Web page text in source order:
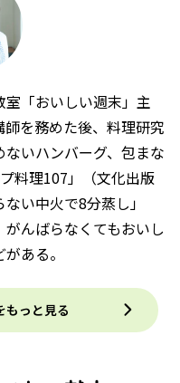
「おいしい週末」主
を務めた後、料理研究
いハンバーグ、包まな
料理107」（文化出版
い中火で8分蒸し」
んばらなくてもおいし
ある。
もっと見る